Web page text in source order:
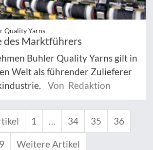
Quality Yarns
des Marktführers
Buhler Quality Yarns gilt in
Welt als führender Zulieferer
Von Redaktion
1 … 34 35 36
Weitere Artikel